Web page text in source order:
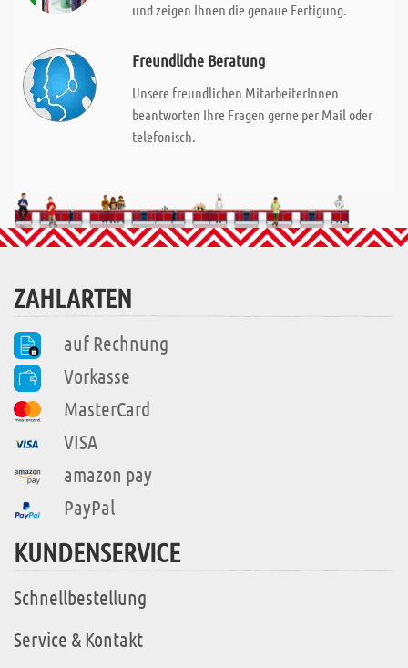
und zeigen Ihnen die genaue Fertigung.
Freundliche Beratung
Unsere freundlichen MitarbeiterInnen
beantworten Ihre Fragen gerne per Mail oder
telefonisch.
ZAHLARTEN
auf Rechnung
Vorkasse
MasterCard
VISA
amazon pay
PayPal
KUNDENSERVICE
Schnellbestellung
Service & Kontakt